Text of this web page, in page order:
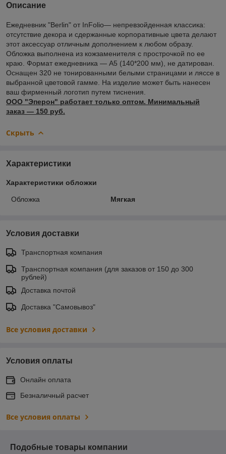
Описание
Ежедневник "Berlin" от InFolio— непревзойденная классика:
отсутствие декора и сдержанные корпоративные цвета делают
этот аксессуар отличным дополнением к любом образу.
Обложка выполнена из кожзаменителя с прострочкой по ее
краю. Формат ежедневника — А5 (140*200 мм), не датирован.
Оснащен 320 не тонированными белыми страницами и ляссе в
выбранной цветовой гамме. На изделие может быть нанесен
ваш фирменный логотип путем тиснения.
ООО "Эперон" работает только оптом. Минимальный
заказ ― 150 руб.
Скрыть
Характеристики
Характеристики обложки
Обложка Мягкая
Условия доставки
Транспортная компания
Транспортная компания (для заказов от 150 до 300
рублей)
Доставка почтой
Доставка "Самовывоз"
Все условия доставки
Условия оплаты
Онлайн оплата
Безналичный расчет
Все условия оплаты
Подобные товары компании